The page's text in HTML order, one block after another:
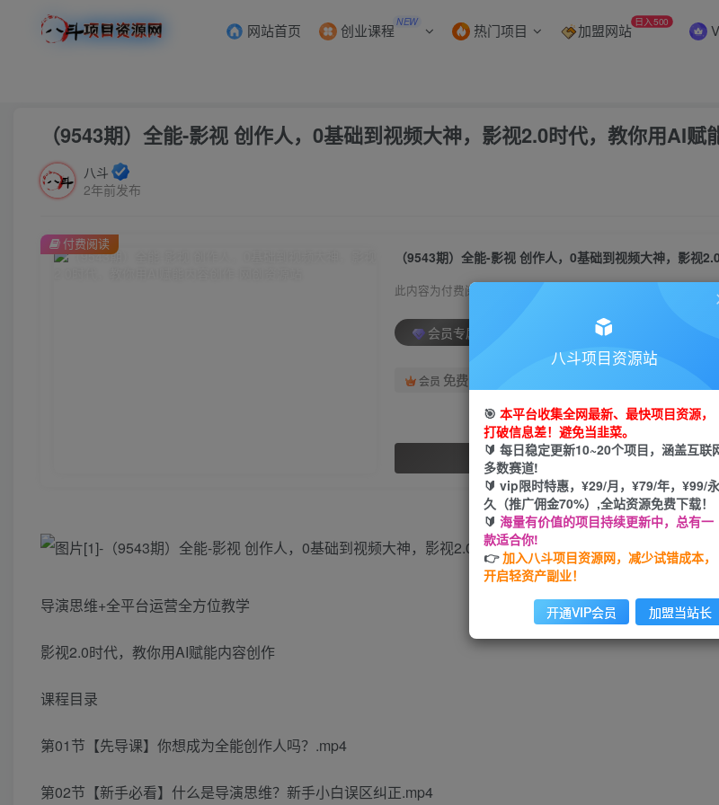
网站首页 创业课程 NEW 热门项目 加盟网站 日入500
（9543期）全能-影视 创作人，0基础到视频大神，影视2.0时代，教你用AI赋
八斗
2年前发布
此内容为付费阅读，请付费后查看
会员专属资源
会员 免费
您暂
开通会员
付费阅读
导演思维+全平台运营全方位教学
影视2.0时代，教你用AI赋能内容创作
课程目录
第01节【先导课】你想成为全能创作人吗？.mp4
第02节【新手必看】什么是导演思维？新手小白误区纠正.mp4
八斗项目资源站
🎯 本平台收集全网最新、最快项目资源，
打破信息差！避免当韭菜。
🔰 每日稳定更新10~20个项目，涵盖互联
多数赛道!
🔰 vip限时特惠，¥29/月，¥79/年，¥99/永
久（推广佣金70%）,全站资源免费下载！
🔰 海量有价值的项目持续更新中，总有一
款适合你!
👉加入八斗项目资源网，减少试错成本，
开启轻资产副业！
开通VIP会员 加盟当站长